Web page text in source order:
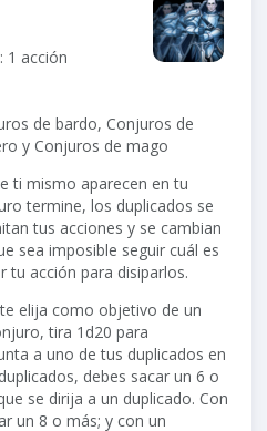
: 1 acción
de bardo, Conjuros de
y Conjuros de mago
ti mismo aparecen en tu
termine, los duplicados se
tus acciones y se cambian
sea imposible seguir cuál es
tu acción para disiparlos.
elija como objetivo de un
tira 1d20 para
a uno de tus duplicados en
debes sacar un 6 o
se dirija a un duplicado. Con
un 8 o más; y con un